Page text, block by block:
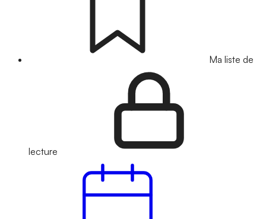
Ma liste de
lecture